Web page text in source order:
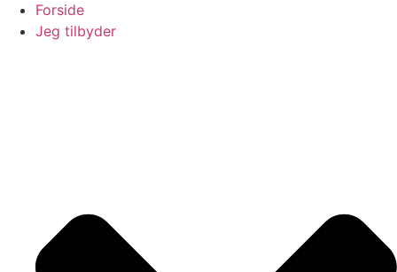
Forside
Jeg tilbyder